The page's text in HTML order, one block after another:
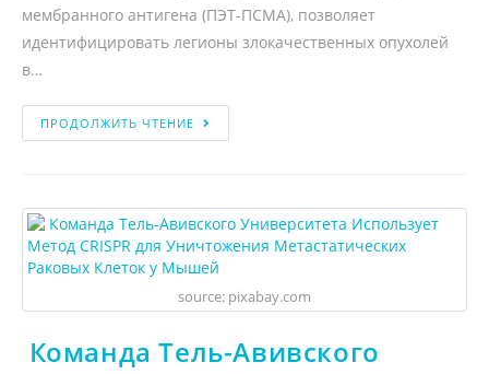
мембранного антигена (ПЭТ-ПСМА), позволяет
идентифицировать легионы злокачественных опухолей
в…
ПРОДОЛЖИТЬ ЧТЕНИЕ
source: pixabay.com
Команда Тель-Авивского